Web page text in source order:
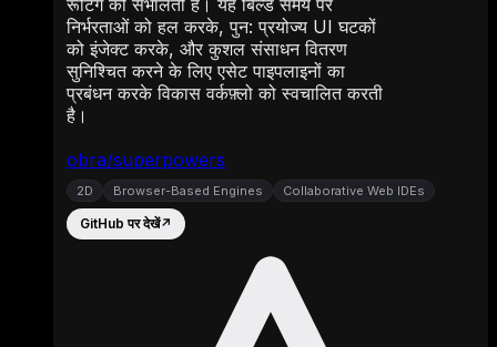
obra/superpowers
निर्भरताओं को हल करके, पुन: प्रयोज्य UI घटकों
को इंजेक्ट करके, और कुशल संसाधन वितरण
सुनिश्चित करने के लिए एसेट पाइपलाइनों का
प्रबंधन करके विकास वर्कफ़्लो को स्वचालित करती
है।
2D Browser-Based Engines Collaborative Web IDEs
GitHub पर देखें↗